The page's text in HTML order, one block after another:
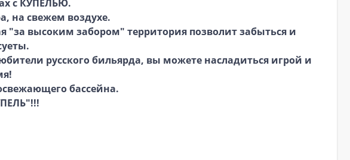
с КУПЕЛЬЮ.
на свежем воздухе.
"за высоким забором" территория позволит забыться и
русского бильярда, вы можете насладиться игрой и
бассейна.